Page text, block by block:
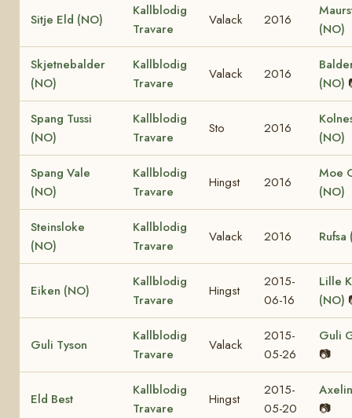
Sitje Eld (NO)
Kallblodig
Travare
Valack 2016
(NO)
Skjetnebalder
(NO)
Kallblodig
Travare
Valack 2016
(NO)
Spang Tussi
(NO)
Kallblodig
Travare
Sto 2016
(NO)
Spang Vale
(NO)
Kallblodig
Travare
Hingst 2016
Moe
(NO)
Steinsloke
(NO)
Kallblodig
Travare
Valack 2016 Rufsa
Eiken (NO)
Kallblodig
Travare
Hingst
2015-
06-16
Lille
(NO)
Guli Tyson
Kallblodig
Travare
Valack
2015-
05-26
Guli
📷
Eld Best
Kallblodig
Travare
Hingst
2015-
05-20
📷